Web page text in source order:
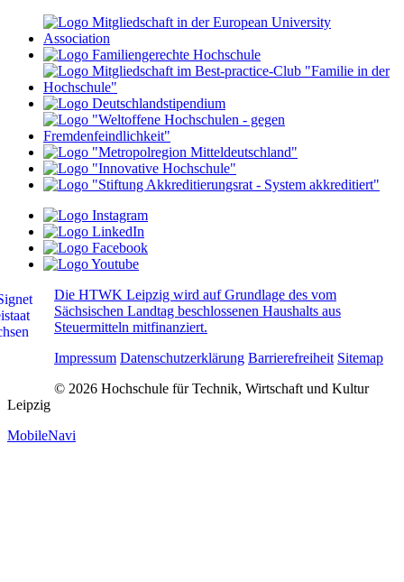
Die HTWK Leipzig wird auf Grundlage des vom
Sächsischen Landtag beschlossenen Haushalts aus
Steuermitteln mitfinanziert.
Impressum Datenschutzerklärung Barrierefreiheit Sitemap
© 2026 Hochschule für Technik, Wirtschaft und Kultur
Leipzig
MobileNavi